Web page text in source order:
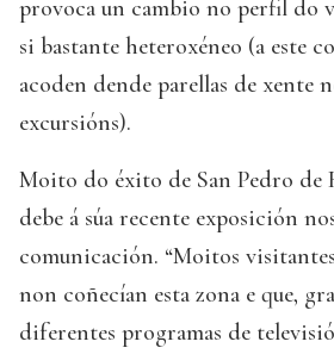
provoca un cambio no perfil do
si bastante heteroxéneo (a este
acoden dende parellas de xente
excursións).
Moito do éxito de San Pedro de
debe á súa recente exposición
comunicación. “Moitos
non coñecían esta zona e que,
diferentes programas de